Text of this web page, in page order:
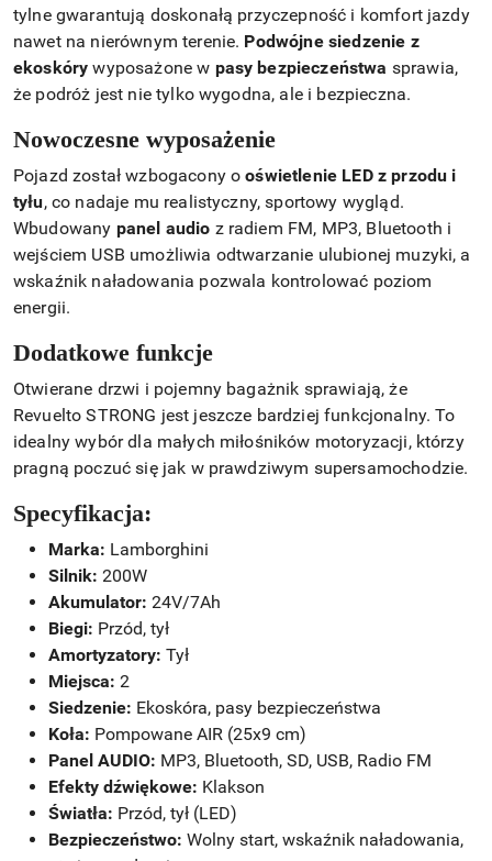
tylne gwarantują doskonałą przyczepność i komfort jazdy
nawet na nierównym terenie. Podwójne siedzenie z
ekoskóry wyposażone w pasy bezpieczeństwa sprawia,
że podróż jest nie tylko wygodna, ale i bezpieczna.
Nowoczesne wyposażenie
Pojazd został wzbogacony ooświetlenie LED z przodu i
tyłu, co nadaje mu realistyczny, sportowy wygląd.
Wbudowany panel audio z radiem FM, MP3, Bluetooth i
wejściem USB umożliwia odtwarzanie ulubionej muzyki, a
wskaźnik naładowania pozwala kontrolować poziom
energii.
Dodatkowe funkcje
Otwierane drzwi i pojemny bagażnik sprawiają, że
Revuelto STRONG jest jeszcze bardziej funkcjonalny. To
idealny wybór dla małych miłośników motoryzacji, którzy
pragną poczuć się jak w prawdziwym supersamochodzie.
Specyfikacja:
Marka: Lamborghini
Silnik: 200W
Akumulator: 24V/7Ah
Biegi: Przód, tył
Amortyzatory: Tył
Miejsca: 2
Siedzenie: Ekoskóra, pasy bezpieczeństwa
Koła: Pompowane AIR (25x9 cm)
Panel AUDIO: MP3, Bluetooth, SD, USB, Radio FM
Efekty dźwiękowe: Klakson
Światła: Przód, tył (LED)
Bezpieczeństwo: Wolny start, wskaźnik naładowania,